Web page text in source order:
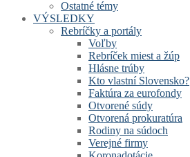
Ostatné témy
VÝSLEDKY
Rebríčky a portály
Voľby
Rebríček miest a žúp
Hlásne trúby
Kto vlastní Slovensko?
Faktúra za eurofondy
Otvorené súdy
Otvorená prokuratúra
Rodiny na súdoch
Verejné firmy